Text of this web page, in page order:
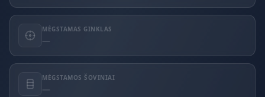
MĖGSTAMAS GINKLAS
—
MĖGSTAMOS ŠOVINIAI
—